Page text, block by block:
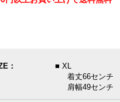
：
■ XL
着丈66センチ
肩幅49センチ